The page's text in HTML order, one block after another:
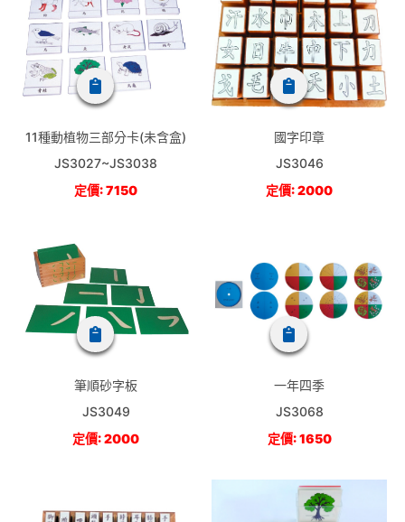
11種動植物三部分卡(未含盒)
JS3027~JS3038
定價: 7150
國字印章
JS3046
定價: 2000
筆順砂字板
JS3049
定價: 2000
一年四季
JS3068
定價: 1650